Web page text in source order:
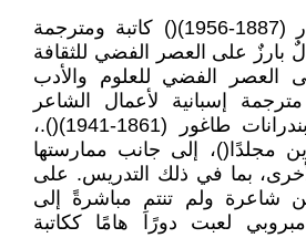
*زينوبيا كامبروبي أيمار (1887-1956)() كاتبة ومترجمة
بارزٌ على العصر الفضي للثقافة
العصر الفضي للعلوم والأدب
إسبانية لأعمال الشاعر
الهندي الموسوعي رابندرانات طاغور (1861-1941)().،
مجلدًا()، إلى جانب ممارستها
بما في ذلك التدريس. على
شاعرة ولم تنتمِ مباشرةً إلى
لعبت دورًا هامًا ككاتبة